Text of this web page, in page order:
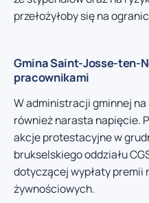
przełożyłoby się na
Gmina Saint-Josse-ten-
pracownikami
W administracji gminnej
również narasta napięcie.
akcje protestacyjne w
brukselskiego oddziału
dotyczącej wypłaty premii
żywnościowych.